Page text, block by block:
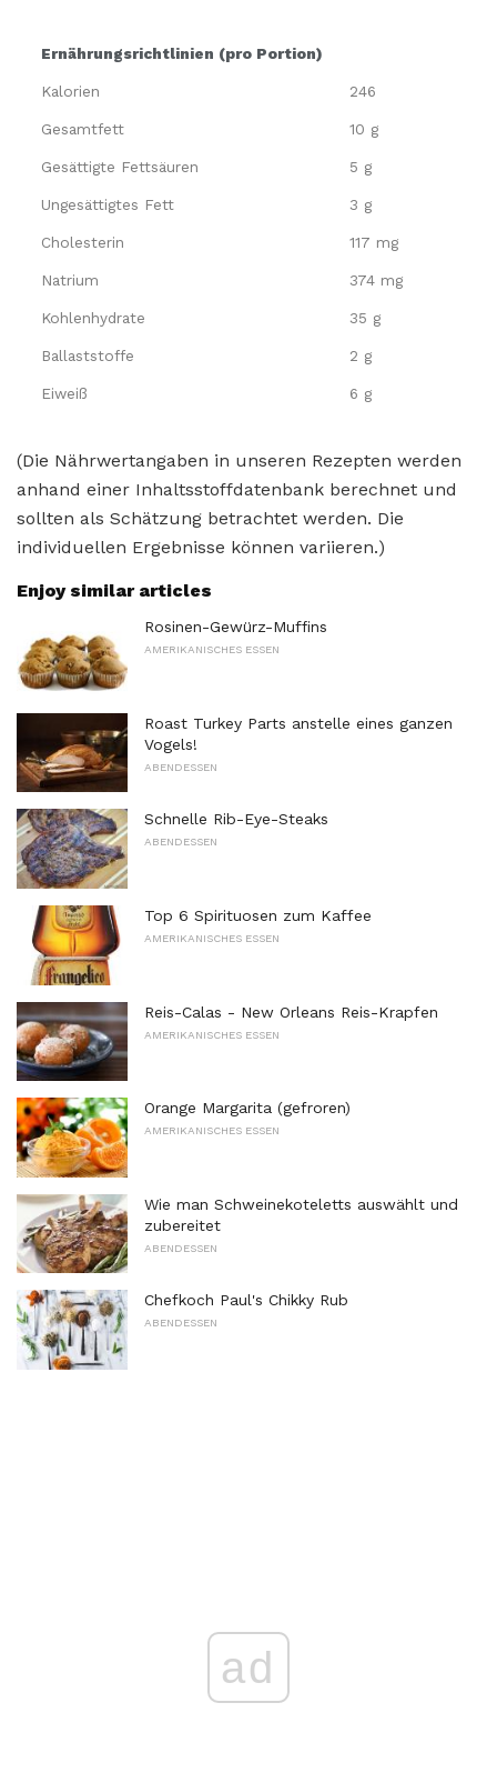
Ernährungsrichtlinien (pro Portion)
Kalorien 246
Gesamtfett 10 g
Gesättigte Fettsäuren 5 g
Ungesättigtes Fett 3 g
Cholesterin 117 mg
Natrium 374 mg
Kohlenhydrate 35 g
Ballaststoffe 2 g
Eiweiß 6 g
(Die Nährwertangaben in unseren Rezepten werden
anhand einer Inhaltsstoffdatenbank berechnet und
sollten als Schätzung betrachtet werden. Die
individuellen Ergebnisse können variieren.)
Enjoy similar articles
Rosinen-Gewürz-Muffins
AMERIKANISCHES ESSEN
Roast Turkey Parts anstelle eines ganzen
Vogels!
ABENDESSEN
Schnelle Rib-Eye-Steaks
ABENDESSEN
Top 6 Spirituosen zum Kaffee
AMERIKANISCHES ESSEN
Reis-Calas - New Orleans Reis-Krapfen
AMERIKANISCHES ESSEN
Orange Margarita (gefroren)
AMERIKANISCHES ESSEN
Wie man Schweinekoteletts auswählt und
zubereitet
ABENDESSEN
Chefkoch Paul's Chikky Rub
ABENDESSEN
ad